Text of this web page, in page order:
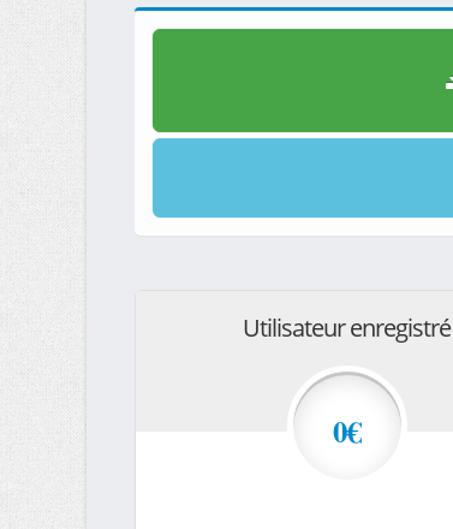
Utilisateur enregistré
0€